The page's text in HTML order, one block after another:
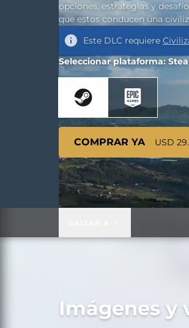
opciones, estrategias y
que estos conducen una
Este DLC requiere
Seleccionar plataforma:
COMPRAR YA USD
Imágenes y